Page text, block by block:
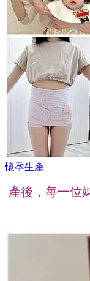
懷孕生產
產後，每一位